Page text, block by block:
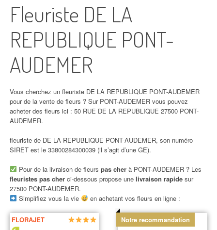
Fleuriste DE LA
REPUBLIQUE PONT-
AUDEMER
Vous cherchez un fleuriste DE LA REPUBLIQUE PONT-AUDEMER
pour de la vente de fleurs ? Sur PONT-AUDEMER vous pouvez
acheter des fleurs ici : 50 RUE DE LA REPUBLIQUE 27500 PONT-
AUDEMER.
fleuriste de DE LA REPUBLIQUE PONT-AUDEMER, son numéro
SIRET est le 33800284300039 (il s’agit d’une GE).
Pour de la livraison de fleurs pas cherà PONT-AUDEMER ? Les
fleuristes pas cher ci-dessous propose une livraison rapide sur
27500 PONT-AUDEMER.
Simplifiez vous la vie
en achetant vos fleurs en ligne :
FLORAJET Notre recommandation